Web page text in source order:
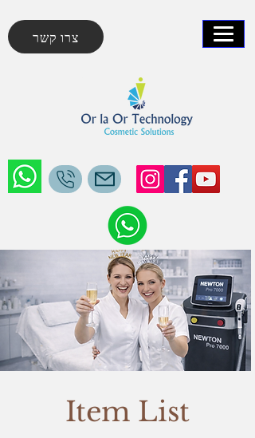
צרו קשר
Item List